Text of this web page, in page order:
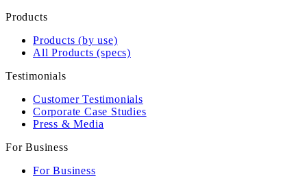
Products
Products (by use)
All Products (specs)
Testimonials
Customer Testimonials
Corporate Case Studies
Press & Media
For Business
For Business